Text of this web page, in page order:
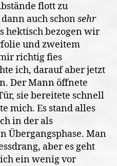
flott zu
auch schonsehr
hektisch bezogen wir
und zweitem
richtig fies
ich, darauf aber jetzt
Der Mann öffnete
sie bereitete schnell
mich. Es stand alles
in der als
Übergangsphase. Man
aber es geht
ein wenig vor